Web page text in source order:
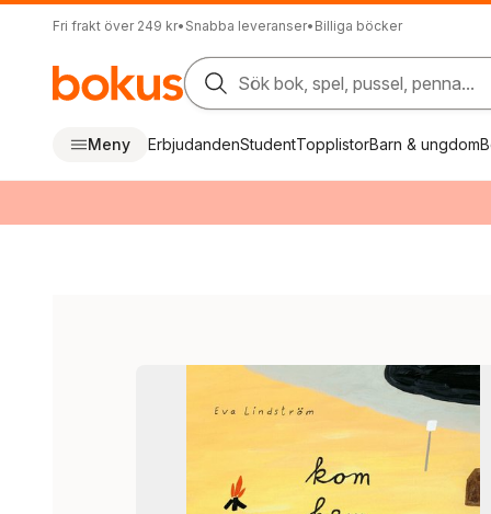
Fri frakt över 249 kr• Snabba leveranser• Billiga böcker
Sök bok, spel, pussel, penna...
Meny ErbjudandenStudentTopplistorBarn & ungdom